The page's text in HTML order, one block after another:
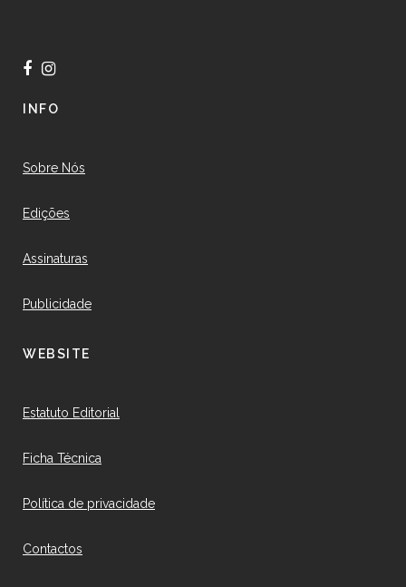
INFO
Sobre Nós
Edições
Assinaturas
Publicidade
WEBSITE
Estatuto Editorial
Ficha Técnica
Política de privacidade
Contactos